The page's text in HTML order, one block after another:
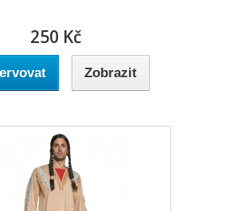
250 Kč
Zobrazit